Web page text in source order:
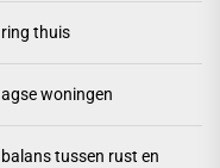
thuis
woningen
tussen rust en